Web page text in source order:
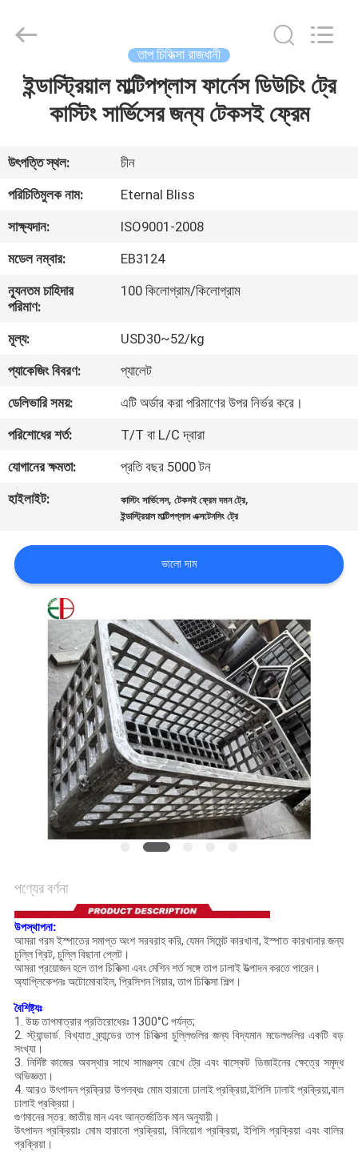
বাড়ি
ভিডিও
আমাদের
সম্পর্কে
ভ্রমণ
মান
নিয়ন্ত্রণ
যোগাযোগ
করুন
খবর
উদ্ধৃতির
আবেদন
গোপনীয়তা
Forging
Rights
Reserved.
তাপ চিকিত্সা রাজধানী
ইন্ডাস্ট্রিয়াল মাল্টিপপ্লাস ফার্নেস ডিউচিং ট্রে
কাস্টিং সার্ভিসের জন্য টেকসই ফ্রেম
উৎপত্তি স্থল:
চীন
পরিচিতিমুলক নাম:
Eternal Bliss
সাক্ষ্যদান:
ISO9001-2008
মডেল নম্বার:
EB3124
ন্যূনতম চাহিদার
পরিমাণ:
100 কিলোগ্রাম/কিলোগ্রাম
মূল্য:
USD30~52/kg
প্যাকেজিং বিবরণ:
প্যালেট
ডেলিভারি সময়:
এটি অর্ডার করা পরিমাণের উপর নির্ভর করে।
পরিশোধের শর্ত:
T/T বা L/C দ্বারা
যোগানের ক্ষমতা:
প্রতি বছর 5000 টন
হাইলাইট:
কাস্টিং সার্ভিসেস,টেকসই ফ্রেম দমন ট্রে,
ইন্ডাস্ট্রিয়াল মাল্টিপপ্লাস এক্সটেনসিং ট্রে
ভালো দাম
পণ্যের বর্ণনা
উপস্থাপনা:
আমরা গরম ইস্পাতের সমাপ্ত অংশ সরবরাহ করি, যেমন সিমেন্ট কারখানা, ইস্পাত কারখানার জন্য
চুল্লি গ্রিট, চুল্লি বিছানা প্লেট।
আমরা প্রয়োজন হলে তাপ চিকিত্সা এবং মেশিন শর্ত সঙ্গে তাপ ঢালাই উত্পাদন করতে পারেন।
অ্যাপ্লিকেশনঃ অটোমোবাইল, প্রিসিশন গিয়ার, তাপ চিকিত্সা শিল্প।
বৈশিষ্ট্যঃ
1. উচ্চ তাপমাত্রার প্রতিরোধেরঃ 1300°C পর্যন্ত;
2. স্ট্যান্ডার্ড. বিখ্যাত ব্র্যান্ডের তাপ চিকিত্সা চুল্লিগুলির জন্য বিদ্যমান মডেলগুলির একটি বড়
সংখ্যা।
3. নির্দিষ্ট কাজের অবস্থার সাথে সামঞ্জস্য রেখে ট্রে এবং বাস্কেট ডিজাইনের ক্ষেত্রে সমৃদ্ধ
অভিজ্ঞতা।
4. আরও উৎপাদন প্রক্রিয়া উপলব্ধঃ মোম হারানো ঢালাই প্রক্রিয়া,ইপিসি ঢালাই প্রক্রিয়া,বাল
ঢালাই প্রক্রিয়া।
গুণমানের স্তর: জাতীয় মান এবং আন্তর্জাতিক মান অনুযায়ী।
উৎপাদন প্রক্রিয়াঃ মোম হারানো প্রক্রিয়া, বিনিয়োগ প্রক্রিয়া, ইপিসি প্রক্রিয়া এবং বালির
প্রক্রিয়া।